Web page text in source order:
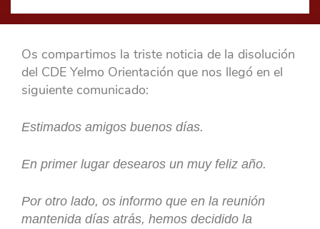
Os compartimos la triste noticia de la disolución
del CDE Yelmo Orientación que nos llegó en el
siguiente comunicado:
Estimados amigos buenos días.
En primer lugar desearos un muy feliz año.
Por otro lado, os informo que en la reunión
mantenida días atrás, hemos decidido la